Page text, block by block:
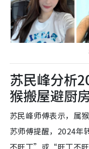
苏民峰分析
猴搬屋避厨
苏民峰师傅表示，属
苏师傅提醒，2024年